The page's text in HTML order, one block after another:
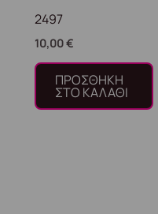
2497
10,00€
ΠΡΟΣΘΉΚΗ
ΣΤΟ ΚΑΛΆΘΙ